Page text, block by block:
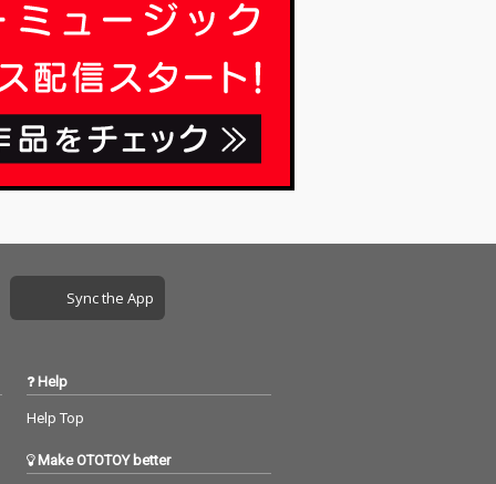
かみのある声
言葉により深
前に進むこと
にいる、それ
々に寄り添う
の。 ZUMZUM Channe
l Cup優勝から早5年、
ONAとの初の共作。言
葉を畳みかけるバース
と、繰り返し現れるフ
ックの応酬の中で際立
つDEEJAYスキルに注
Sync the App
Help
Help Top
Make OTOTOY better